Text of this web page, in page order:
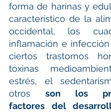
forma de harinas y
característico de la
occidental, los
inflamación e infección
ciertos trastornos
toxinas
estrés, el
otros son los
factores del